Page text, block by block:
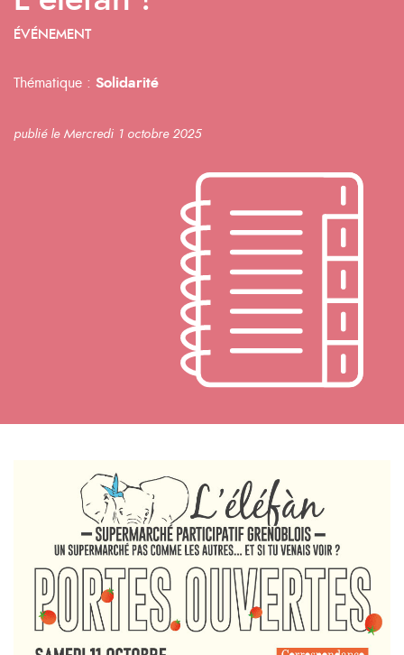
ÉVÉNEMENT
Thématique : Solidarité
publié le Mercredi 1 octobre 2025